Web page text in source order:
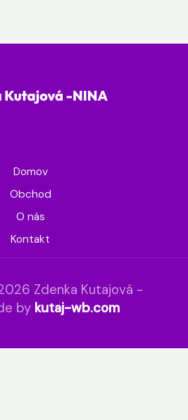
Domov
Obchod
O nás
Kontakt
Zdenka Kutajová -
by kutaj-wb.com